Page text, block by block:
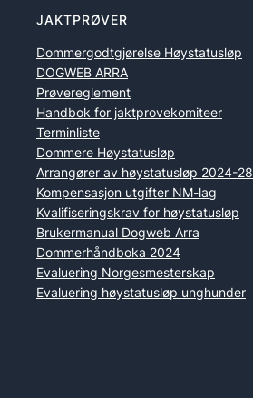
JAKTPRØVER
Dommergodtgjørelse Høystatusløp
DOGWEB ARRA
Prøvereglement
Handbok for jaktprovekomiteer
Terminliste
Dommere Høystatusløp
Arrangører av høystatusløp 2024-28
Kompensasjon utgifter NM-lag
Kvalifiseringskrav for høystatusløp
Brukermanual Dogweb Arra
Dommerhåndboka 2024
Evaluering Norgesmesterskap
Evaluering høystatusløp unghunder